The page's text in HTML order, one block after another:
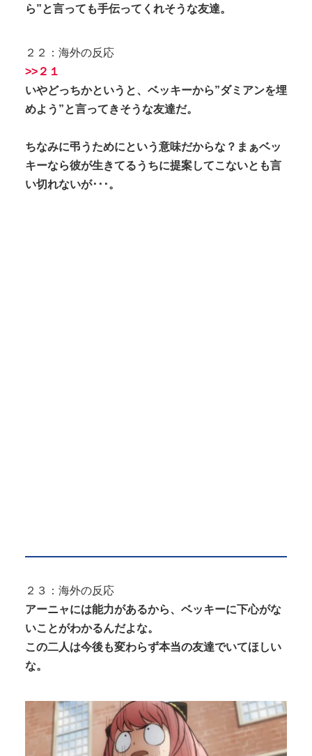
ら”と言っても手伝ってくれそうな友達。
２２：海外の反応
>>２１
いやどっちかというと、ベッキーから”ダミアンを埋
めよう”と言ってきそうな友達だ。
ちなみに弔うためにという意味だからな？まぁベッ
キーなら彼が生きてるうちに提案してこないとも言
い切れないが･･･。
２３：海外の反応
アーニャには能力があるから、ベッキーに下心がな
いことがわかるんだよな。
この二人は今後も変わらず本当の友達でいてほしい
な。